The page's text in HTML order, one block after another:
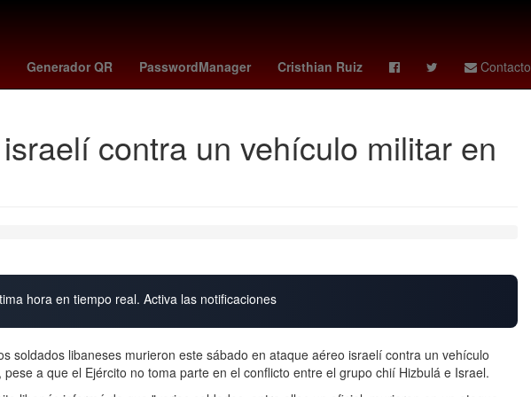
Generador QR PasswordManager Cristhian Ruiz Contacto
mexico vs charlotte fc - pumas Denuncia Cohete
contra un vehículo militar en
hora en tiempo real. Activa las notificaciones
soldados libaneses murieron este sábado en ataque aéreo israelí contra un vehículo
a que el Ejército no toma parte en el conflicto entre el grupo chií Hizbulá e Israel.